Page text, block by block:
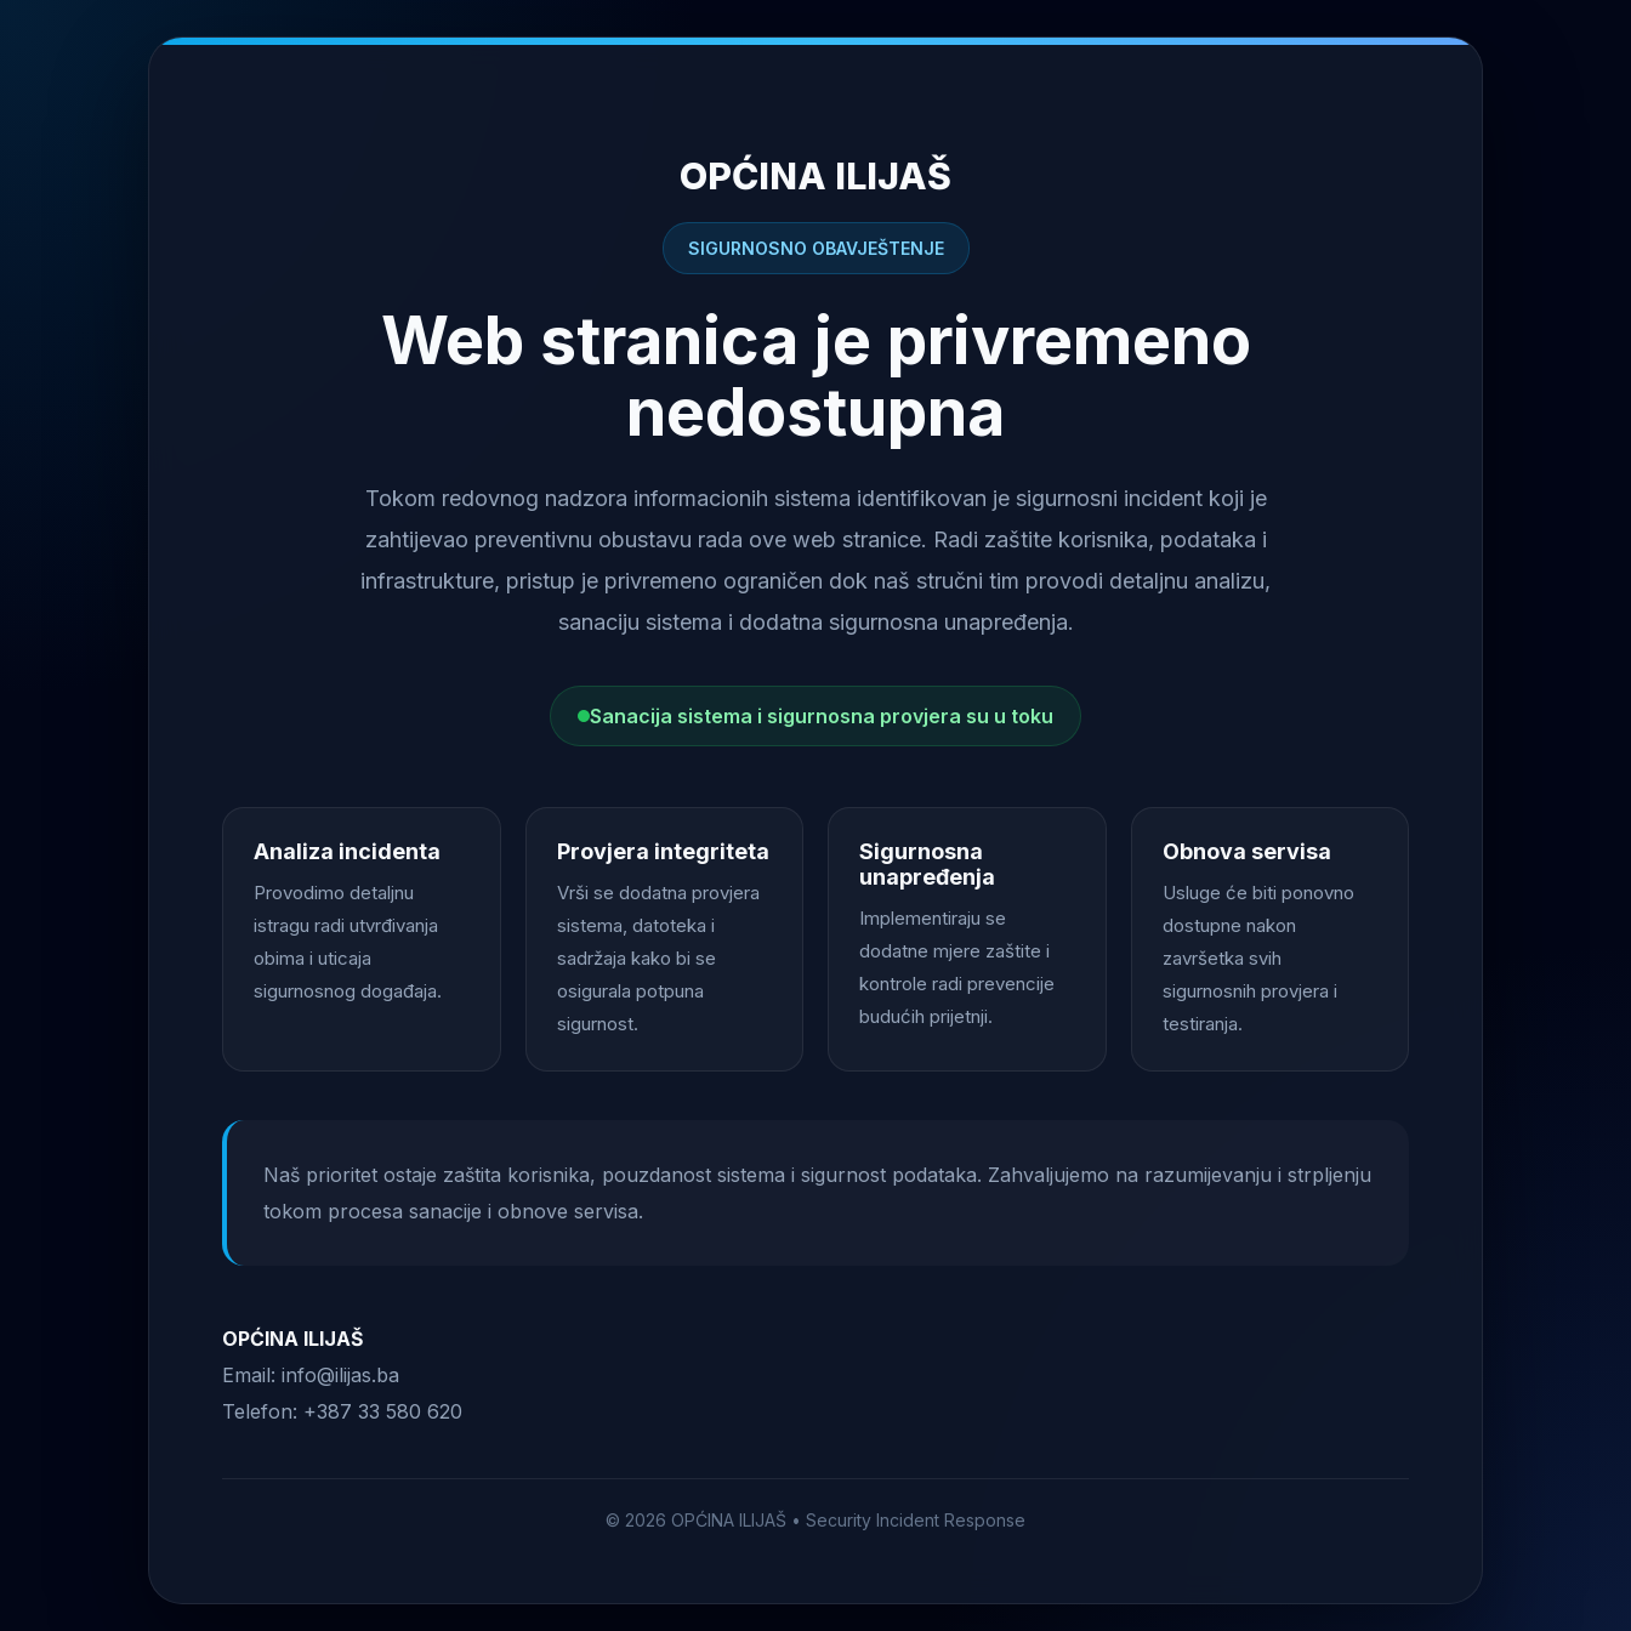
OPĆINA ILIJAŠ
SIGURNOSNO OBAVJEŠTENJE
Web stranica je privremeno
nedostupna
Tokom redovnog nadzora informacionih sistema identifikovan je sigurnosni incident koji je
zahtijevao preventivnu obustavu rada ove web stranice. Radi zaštite korisnika, podataka i
infrastrukture, pristup je privremeno ograničen dok naš stručni tim provodi detaljnu analizu,
sanaciju sistema i dodatna sigurnosna unapređenja.
Sanacija sistema i sigurnosna provjera su u toku
Analiza incidenta
Provodimo detaljnu
istragu radi utvrđivanja
obima i uticaja
sigurnosnog događaja.
Provjera integriteta
Vrši se dodatna provjera
sistema, datoteka i
sadržaja kako bi se
osigurala potpuna
sigurnost.
Sigurnosna
unapređenja
Implementiraju se
dodatne mjere zaštite i
kontrole radi prevencije
budućih prijetnji.
Obnova servisa
Usluge će biti ponovno
dostupne nakon
završetka svih
sigurnosnih provjera i
testiranja.
Naš prioritet ostaje zaštita korisnika, pouzdanost sistema i sigurnost podataka. Zahvaljujemo na razumijevanju i strpljenju
tokom procesa sanacije i obnove servisa.
OPĆINA ILIJAŠ
Email: info@ilijas.ba
Telefon: +387 33 580 620
© 2026 OPĆINA ILIJAŠ • Security Incident Response